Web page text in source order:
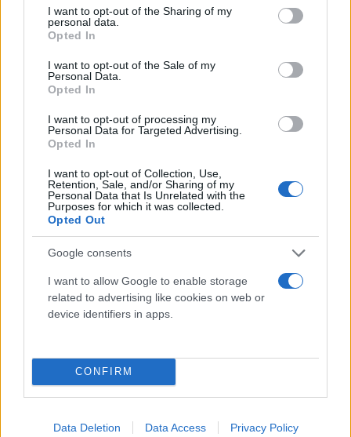
not limited to your visit or usage behaviour. You may click to
grant or deny consent to Google and its third-party tags to
use your data for below specified purposes in below Google
consent section.
I want to opt-out of the Sharing of my
personal data.
Opted In
I want to opt-out of the Sale of my
Personal Data.
Opted In
I want to opt-out of processing my
Personal Data for Targeted Advertising.
Opted In
I want to opt-out of Collection, Use,
Retention, Sale, and/or Sharing of my
Personal Data that Is Unrelated with the
Purposes for which it was collected.
Opted Out
Google consents
I want to allow Google to enable storage
related to advertising like cookies on web or
device identifiers in apps.
CONFIRM
Data Deletion Data Access Privacy Policy
Ιανουάριος 2024
Το Δημοτικό Συμβούλιο Μήλου αποφασίζει
ομόφωνα αρνητικά επί της Μελέτης
Coast, ξενοδοχειακής μονάδας 5 αστέρων,
συνολικής δυναμικότητας 271 κλινών.
2024 – 2025
Ο Δήμος αποστέλλει σειρά εγγράφων και
αιτημάτων προς το Υπουργείο Περιβάλλοντος και
Ενέργειας, την Αποκεντρωμένη Διοίκηση Αιγαίου,
την Περιφέρεια Νοτίου Αιγαίου, την ΥΔΟΜ Μήλου,
την Κτηματική Υπηρεσία Πειραιά, καθώς και προς
έλεγχο νομιμότητας των διοικητικών